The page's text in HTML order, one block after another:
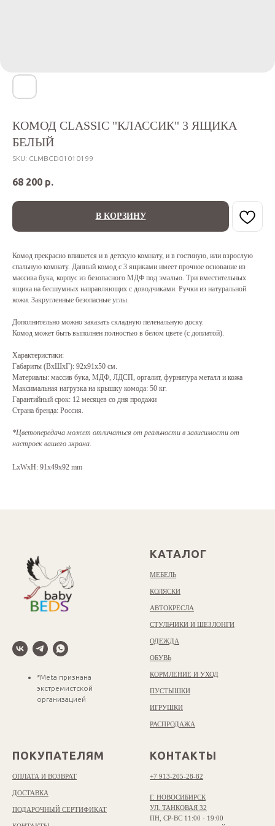
КОМОД CLASSIC "КЛАССИК" 3 ЯЩИКА
БЕЛЫЙ
SKU: CLMBCD01010199
68 200 р.
В КОРЗИНУ
Комод прекрасно впишется и в детскую комнату, и в гостиную, или взрослую
спальную комнату. Данный комод с 3 ящиками имеет прочное основание из
массива бука, корпус из безопасного МДФ под эмалью. Три вместительных
ящика на бесшумных направляющих с доводчиками. Ручки из натуральной
кожи. Закругленные безопасные углы.
Дополнительно можно заказать складную пеленальную доску.
Комод может быть выполнен полностью в белом цвете (с доплатой).
Характеристики:
Габариты (ВхШхГ): 92х91х50 см.
Материалы: массив бука, МДФ, ЛДСП, оргалит, фурнитура металл и кожа
Максимальная нагрузка на крышку комода: 50 кг.
Гарантийный срок: 12 месяцев со дня продажи
Страна бренда: Россия.
*Цветопередача может отличаться от реальности в зависимости от
настроек вашего экрана.
LxWxH: 91x49x92 mm
*Meta признана
экстремистской
организацией
КАТАЛОГ
МЕБЕЛЬ
КОЛЯСКИ
АВТОКРЕСЛА
СТУЛЬЧИКИ И ШЕЗЛОНГИ
ОДЕЖДА
ОБУВЬ
КОРМЛЕНИЕ И УХОД
ПУСТЫШКИ
ИГРУШКИ
РАСПРОДАЖА
ПОКУПАТЕЛЯМ
ОПЛАТА И ВОЗВРАТ
ДОСТАВКА
ПОДАРОЧНЫЙ СЕРТИФИКАТ
КОНТАКТЫ
+7 913-205-28-82
Г. НОВОСИБИРСК
УЛ. ТАНКОВАЯ 32
ПН, СР-ВС 11:00 - 19:00